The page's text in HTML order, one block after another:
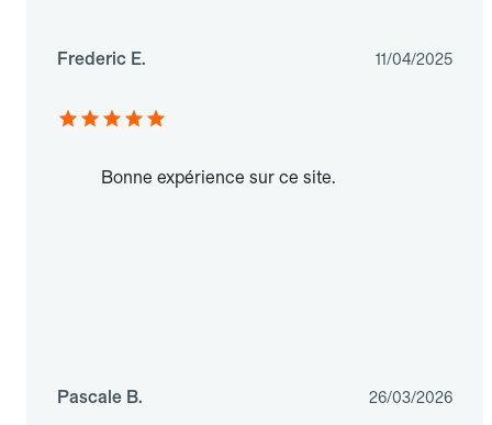
Frederic E. 11/04/2025
Bonne expérience sur ce site.
Pascale B. 26/03/2026